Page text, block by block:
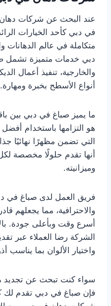
عند البحث عن شركات
في دبي كأحد الخيارات
متكاملة في عالم
دبي خدمات متميزة تشمل
والخارجية، تنفيذ أعمال
أنواع الأسطح بخبرة ومهارة.
ما يميز صباغ في دبي بين
هو التزامها باستخدام أفضل
التي تضمن مظهرًا نهائيًا
أنها تقدم حلولًا مخصصة
وميزانيته.
فريق العمل لدى صباغ في
والاحترافية، مما يجعلهم
أسرع وقت وبأعلى جودة.
الشركة رضا العملاء عبر
واختيار الألوان بما يناسب
سواء كنت تبحث عن تجديد
فإن صباغ في دبي تقدم